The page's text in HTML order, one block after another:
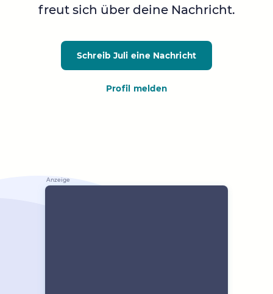
freut sich über deine Nachricht.
Schreib Juli eine Nachricht
Profil melden